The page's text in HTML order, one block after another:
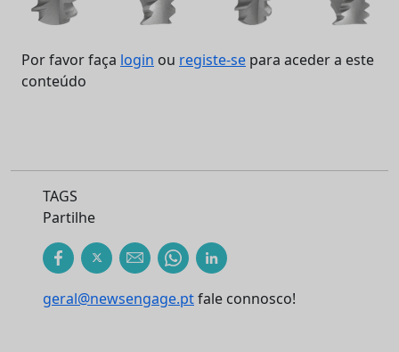
Por favor faça login ou registe-se para aceder a este
conteúdo
TAGS
Partilhe
geral@newsengage.ptfale connosco!